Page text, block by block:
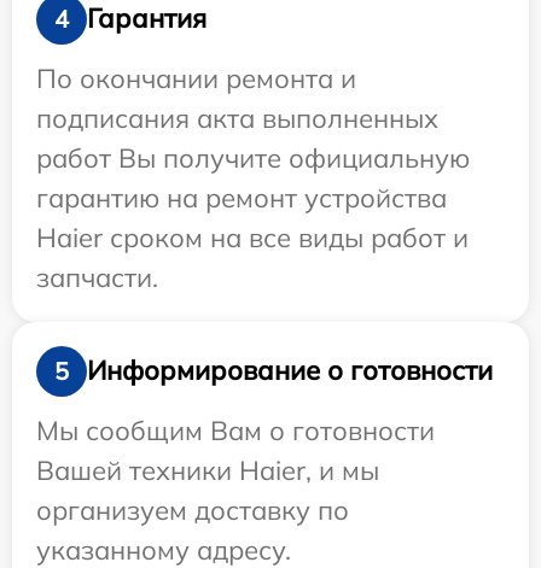
4
Гарантия
По окончании ремонта и
подписания акта выполненных
работ Вы получите официальную
гарантию на ремонт устройства
Haier сроком на все виды работ и
запчасти.
5
Информирование о готовности
Мы сообщим Вам о готовности
Вашей техники Haier, и мы
организуем доставку по
указанному адресу.